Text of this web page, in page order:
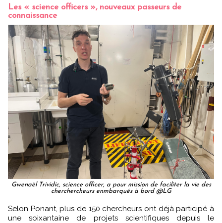
Les « science officers », nouveaux passeurs de
connaissance
Gwenaël Trividic, science officer, a pour mission de faciliter la vie des
cherchercheurs enmbarqués à bord @LG
Selon Ponant, plus de 150 chercheurs ont déjà participé à
une soixantaine de projets scientifiques depuis le